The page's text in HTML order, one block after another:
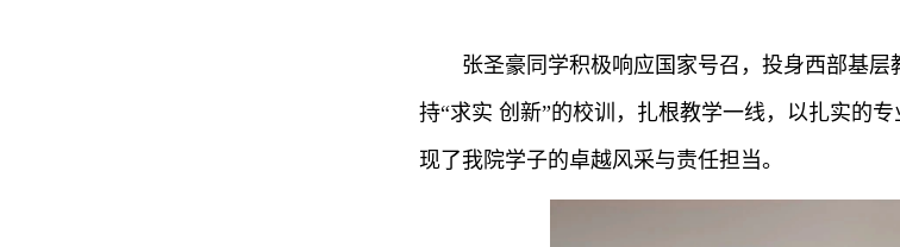
张圣豪同学积极响应国家号召，投身西部基
持“求实 创新”的校训，扎根教学一线，以扎实的
现了我院学子的卓越风采与责任担当。